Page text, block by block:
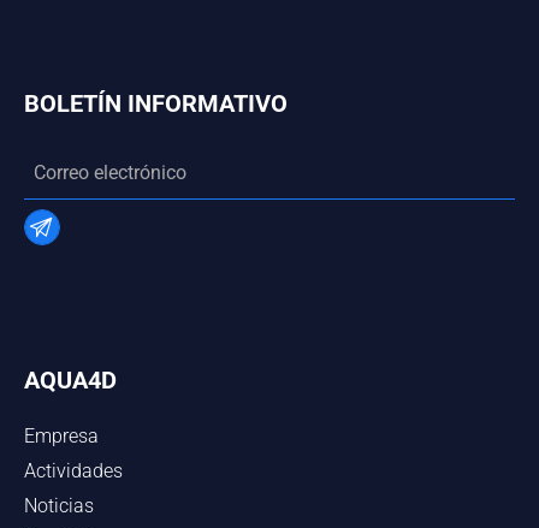
BOLETÍN INFORMATIVO
AQUA4D
Empresa
Actividades
Noticias